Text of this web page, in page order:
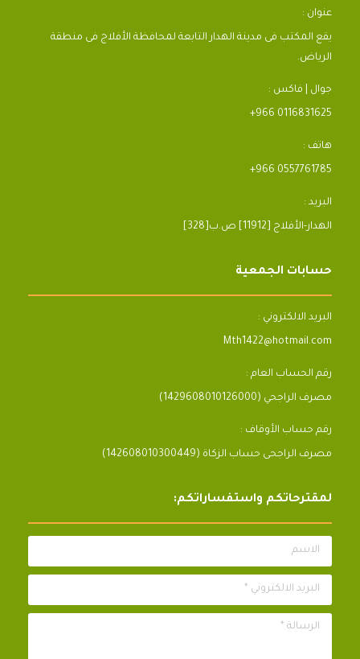
عنوان :
يقع المكتب فى مدينة الهدار التابعة لمحافظة الأفلاج فى منطقة
الرياض.
جوال | فاكس :
+966 0116831625
هاتف :
+966 0557761785
البريد :
[328]الهدار-الأفلاج [11912] ص.ب
حسابات الجمعية
البريد الالكتروني :
Mth1422@hotmail.com
رقم الحساب العام :
مصرف الراجحي (1429608010126000)
رقم حساب الأوقاف :
مصرف الراجحى حساب الزكاة (142608010300449)
لمقترحاتكم واستفساراتكم:
الاسم
البريد الالكتروني *
الرسالة *